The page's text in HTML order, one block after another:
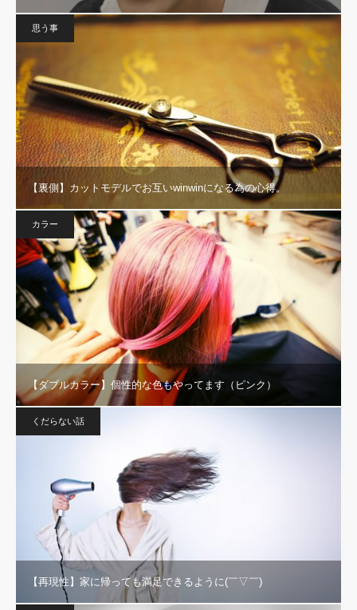
思う事
【裏側】カットモデルでお互いwinwinになる為の心得。
カラー
【ダブルカラー】個性的な色もやってます（ピンク）
くだらない話
【再現性】家に帰っても満足できるように(￣▽￣)